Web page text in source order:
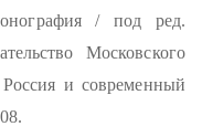
/ под ред.
Московского
и современный